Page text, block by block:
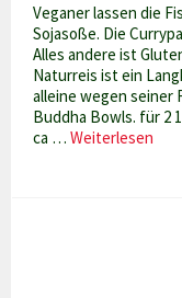
Veganer lassen die
Sojasoße. Die
Alles andere ist
Naturreis ist ein
alleine wegen
Buddha Bowls. für 2
ca …Weiterlesen